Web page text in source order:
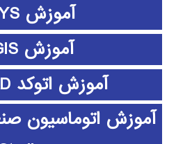
آموزش ANSYS
آموزش ArcGIS
آموزش اتوکد AUTOCAD